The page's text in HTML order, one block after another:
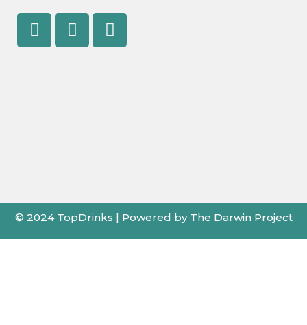
Facebook
YoutubeInstagram
© 2024 TopDrinks | Powered by The Darwin Project